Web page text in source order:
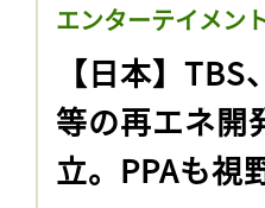
エンターテイメン
【日本】
等の再エネ開
立。PPAも視